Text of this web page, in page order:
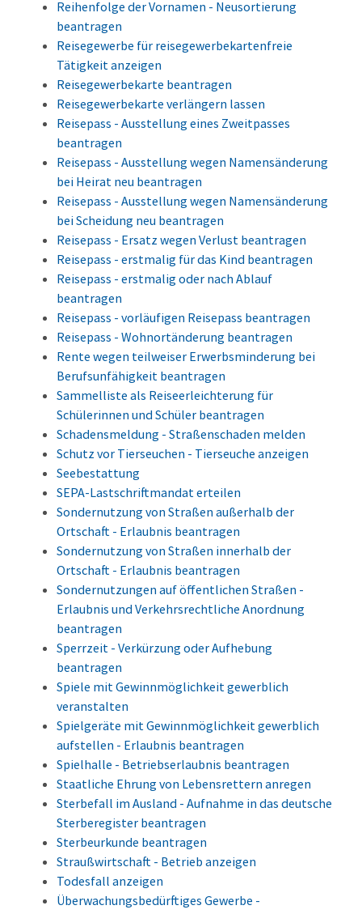
Reihenfolge der Vornamen - Neusortierung
beantragen
Reisegewerbe für reisegewerbekartenfreie
Tätigkeit anzeigen
Reisegewerbekarte beantragen
Reisegewerbekarte verlängern lassen
Reisepass - Ausstellung eines Zweitpasses
beantragen
Reisepass - Ausstellung wegen Namensänderung
bei Heirat neu beantragen
Reisepass - Ausstellung wegen Namensänderung
bei Scheidung neu beantragen
Reisepass - Ersatz wegen Verlust beantragen
Reisepass - erstmalig für das Kind beantragen
Reisepass - erstmalig oder nach Ablauf
beantragen
Reisepass - vorläufigen Reisepass beantragen
Reisepass - Wohnortänderung beantragen
Rente wegen teilweiser Erwerbsminderung bei
Berufsunfähigkeit beantragen
Sammelliste als Reiseerleichterung für
Schülerinnen und Schüler beantragen
Schadensmeldung - Straßenschaden melden
Schutz vor Tierseuchen - Tierseuche anzeigen
Seebestattung
SEPA-Lastschriftmandat erteilen
Sondernutzung von Straßen außerhalb der
Ortschaft - Erlaubnis beantragen
Sondernutzung von Straßen innerhalb der
Ortschaft - Erlaubnis beantragen
Sondernutzungen auf öffentlichen Straßen -
Erlaubnis und Verkehrsrechtliche Anordnung
beantragen
Sperrzeit - Verkürzung oder Aufhebung
beantragen
Spiele mit Gewinnmöglichkeit gewerblich
veranstalten
Spielgeräte mit Gewinnmöglichkeit gewerblich
aufstellen - Erlaubnis beantragen
Spielhalle - Betriebserlaubnis beantragen
Staatliche Ehrung von Lebensrettern anregen
Sterbefall im Ausland - Aufnahme in das deutsche
Sterberegister beantragen
Sterbeurkunde beantragen
Straußwirtschaft - Betrieb anzeigen
Todesfall anzeigen
Überwachungsbedürftiges Gewerbe -